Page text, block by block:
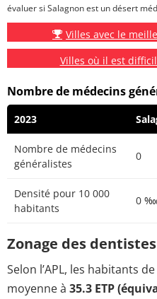
évaluer si Salagnon est un désert
Villes avec le
Villes où il est
Nombre de médecins
2023
Nombre de médecins
généralistes
0
Densité pour 10 000
habitants
0
Zonage des
Selon l’APL, les habitants
moyenne à 35.3 ETP